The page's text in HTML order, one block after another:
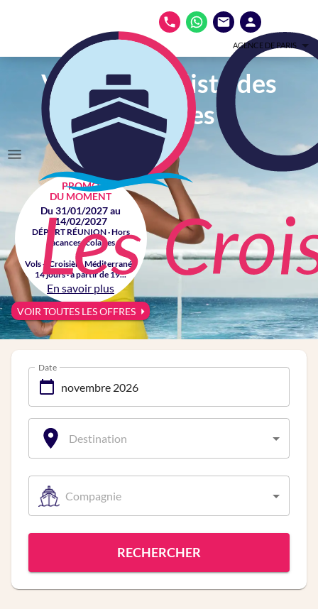
AGENCE DE PARIS
Votre spécialiste des
croisières
PROMO
DU MOMENT
Du 31/01/2027 au
14/02/2027
DÉPART RÉUNION · Hors
vacances scolaires
Vols + Croisière Méditerranée
14 jours · à partir de 19...
En savoir plus
VOIR TOUTES LES OFFRES
Date
Destination
Compagnie
RECHERCHER